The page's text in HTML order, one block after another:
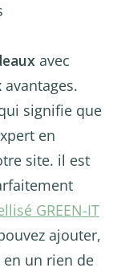
avec
signifie que
en
site. il est
GREEN-IT
ajouter,
un rien de